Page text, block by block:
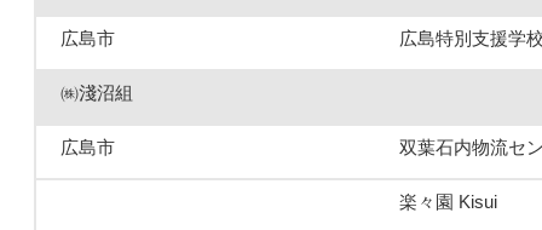
広島市 広島特別支援学
㈱淺沼組
広島市 双葉石内物流セ
楽々園 Kisui